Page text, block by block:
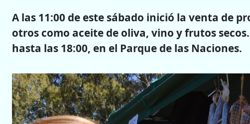
A las 11:00 de este sábado inició la venta de
otros como aceite de oliva, vino y frutos
hasta las 18:00, en el Parque de las Naciones.